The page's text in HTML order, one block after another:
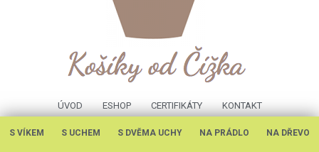
ÚVOD ESHOP CERTIFIKÁTY KONTAKT
S VÍKEM S UCHEM S DVĚMA UCHY NA PRÁDLO NA DŘEVO